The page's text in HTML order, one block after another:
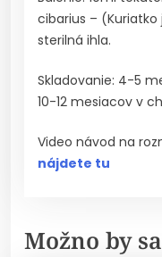
cibarius – (Kuriatko
sterilná ihla.
Skladovanie: 4-5
10-12 mesiacov v
Video návod na
nájdete tu
Možno by